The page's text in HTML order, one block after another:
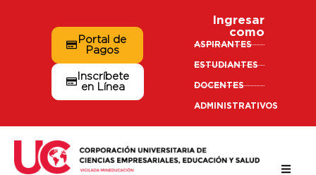
Portal de
Pagos
Inscríbete
en Línea
Ingresar
como
ASPIRANTES
ESTUDIANTES
DOCENTES
ADMINISTRATIVOS